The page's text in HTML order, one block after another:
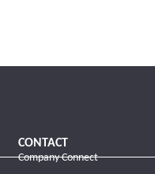
CONTACT
Company Connect